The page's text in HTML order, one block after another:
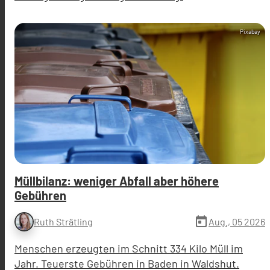
Pixabay
Müllbilanz: weniger Abfall aber höhere
Gebühren
Ruth Strätling today Aug., 05 2026
Menschen erzeugten im Schnitt 334 Kilo Müll im
Jahr. Teuerste Gebühren in Baden in Waldshut.